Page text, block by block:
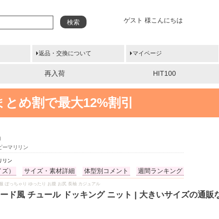
ゲスト 様こんにちは
検索
返品・交換について マイページ
再入荷 HIT100
め割で最大12%割引
ーマリリン
リン
） サイズ・素材詳細 体型別コメント 週間ランキング
ぽっちゃり ゆったり お腹 お尻 長袖 カジュアル
ド風 チュール ドッキング ニット | 大きいサイズの通販